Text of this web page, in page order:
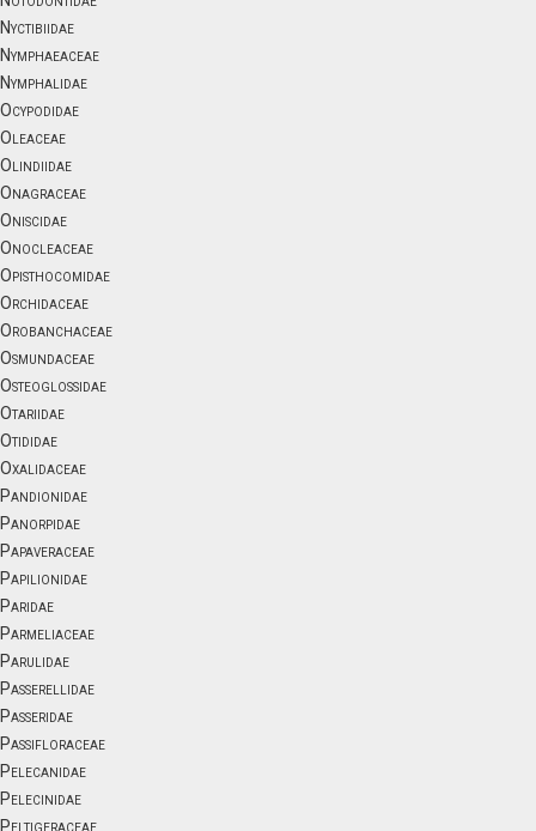
Nyctibiidae
Nymphaeaceae
Nymphalidae
Ocypodidae
Oleaceae
Olindiidae
Onagraceae
Oniscidae
Onocleaceae
Opisthocomidae
Orchidaceae
Orobanchaceae
Osmundaceae
Osteoglossidae
Otariidae
Otididae
Oxalidaceae
Pandionidae
Panorpidae
Papaveraceae
Papilionidae
Paridae
Parmeliaceae
Parulidae
Passerellidae
Passeridae
Passifloraceae
Pelecanidae
Pelecinidae
Peltigeraceae